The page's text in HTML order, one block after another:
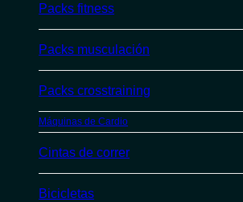
Packs fitness
Packs musculación
Packs crosstraining
Máquinas de Cardio
Cintas de correr
Bicicletas